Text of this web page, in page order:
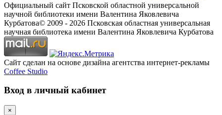
Официальный сайт Псковской областной универсальной
научной библиотеки имени Валентина Яковлевича
Курбатова© 2009 - 2026 Псковская областная универсальная
научная библиотека имени Валентина Яковлевича Курбатова
Сайт сделан на основе дизайна агентства интернет-рекламы
Coffee Studio
Вход в личный кабинет
×